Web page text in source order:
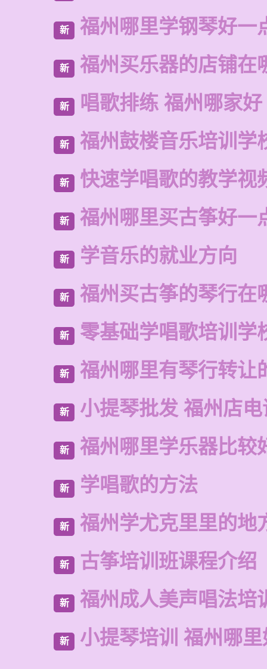
新 福州哪里学钢琴好一
新 福州买乐器的店铺在
新 唱歌排练 福州哪家好
新 福州鼓楼音乐培训学
新 快速学唱歌的教学视
新 福州哪里买古筝好一
新 学音乐的就业方向
新 福州买古筝的琴行在
新 零基础学唱歌培训学
新 福州哪里有琴行转让
新 小提琴批发 福州店
新 福州哪里学乐器比较
新 学唱歌的方法
新 福州学尤克里里的地
新 古筝培训班课程介绍
新 福州成人美声唱法培
新 小提琴培训 福州哪